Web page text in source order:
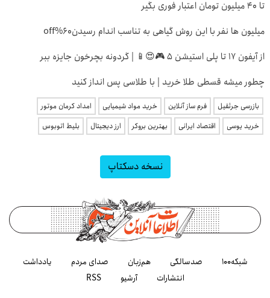
تا 40 میلیون تومان اعتبار فوری بگیر
میلیون ها نفر با این روش گیاهی به تناسب اندام رسیدن60%off
از آیفون 17 تا پلی استیشن 5 🎮😍📱 | گردونه بچرخون جایزه ببر
چطور میشه قسطی طلا خرید | با طلاسی پس انداز کنید
بازرسی جرثقیل فرم ساز آنلاین خرید مواد شیمیایی
امداد کرمان موتور
خرید یوسی
اقتصاد ایرانی بهترین بروکر ارز دیجیتال بلیط اتوبوس
نسخه دسکتاپ
شبکه۱۰۰ صدسالگی هم‌زبان صدای مردم
یادداشت
انتشارات
آرشیو RSS